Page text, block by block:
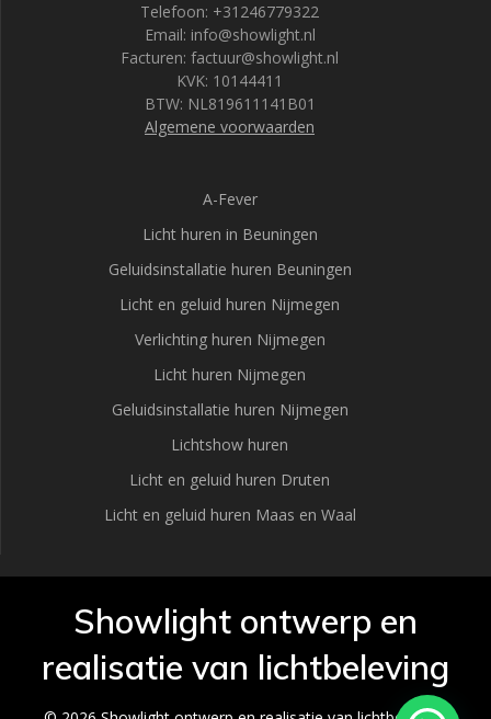
Telefoon: +31246779322
Email: info@showlight.nl
Facturen: factuur@showlight.nl
KVK: 10144411
BTW: NL819611141B01
Algemene voorwaarden
A-Fever
Licht huren in Beuningen
Geluidsinstallatie huren Beuningen
Licht en geluid huren Nijmegen
Verlichting huren Nijmegen
Licht huren Nijmegen
Geluidsinstallatie huren Nijmegen
Lichtshow huren
Licht en geluid huren Druten
Licht en geluid huren Maas en Waal
Showlight ontwerp en
realisatie van lichtbeleving